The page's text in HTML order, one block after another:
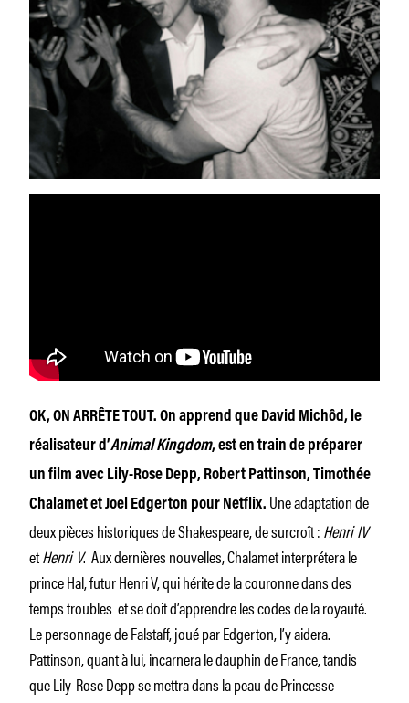
OK, ON ARRÊTE TOUT. On apprend que David Michôd, le
réalisateur d’Animal Kingdom, est en train de préparer
un film avec Lily-Rose Depp, Robert Pattinson, Timothée
Chalamet et Joel Edgerton pour Netflix. Une adaptation de
deux pièces historiques de Shakespeare, de surcroît :Henri IV
etHenri V. Aux dernières nouvelles, Chalamet interprétera le
prince Hal, futur Henri V, qui hérite de la couronne dans des
temps troubles et se doit d’apprendre les codes de la royauté.
Le personnage de Falstaff, joué par Edgerton, l’y aidera.
Pattinson, quant à lui, incarnera le dauphin de France, tandis
que Lily-Rose Depp se mettra dans la peau de Princesse